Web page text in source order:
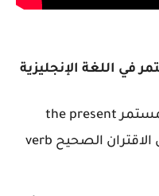
في اللغة الإنجليزية
من السهل تشكيل المضارع المستمر the present
الصحيح verb